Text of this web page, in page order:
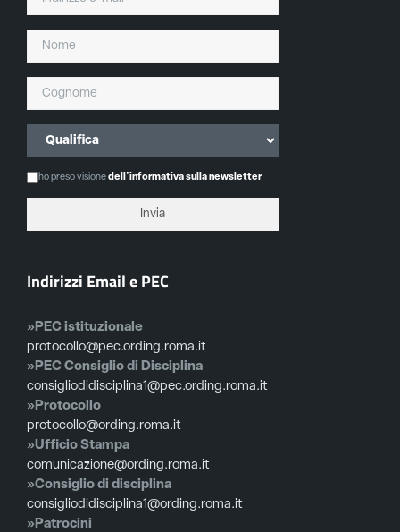
ho preso visionedell'informativa sulla newsletter
Indirizzi Email e PEC
»PEC istituzionale
protocollo@pec.ording.roma.it
»PEC Consiglio di Disciplina
consigliodidisciplina1@pec.ording.roma.it
»Protocollo
protocollo@ording.roma.it
»Ufficio Stampa
comunicazione@ording.roma.it
»Consiglio di disciplina
consigliodidisciplina1@ording.roma.it
»Patrocini